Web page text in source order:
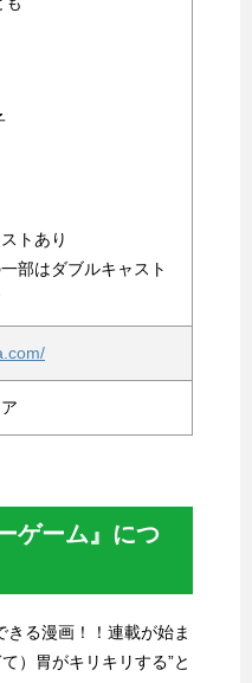
トあり
部はダブルキャスト
ゲーム』につ
きる漫画！！連載が始ま
）胃がキリキリする”と